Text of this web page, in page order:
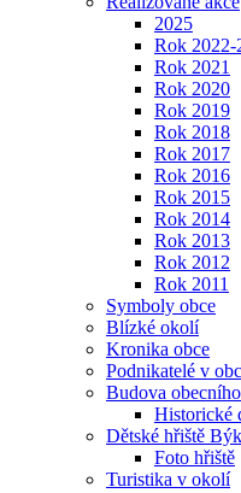
2025
Rok 2022-
Rok 2021
Rok 2020
Rok 2019
Rok 2018
Rok 2017
Rok 2016
Rok 2015
Rok 2014
Rok 2013
Rok 2012
Rok 2011
Symboly obce
Blízké okolí
Kronika obce
Podnikatelé v
Budova
Historické
Dětské hřiště
Foto hřiště
Turistika v okolí